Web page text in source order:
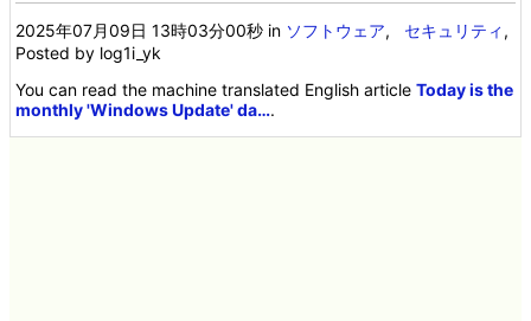
2025年07月09日 13時03分00秒 in ソフトウェア, セキュリティ ,
Posted by log1i_yk
You can read the machine translated English articleToday is the
monthly 'Windows Update' da….